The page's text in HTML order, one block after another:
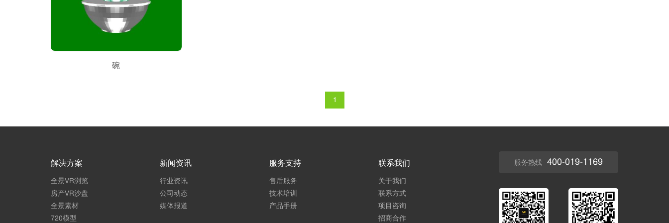
碗
1
解决方案
全景VR浏览
房产VR沙盘
全景素材
720模型
新闻资讯
行业资讯
公司动态
媒体报道
服务支持
售后服务
技术培训
产品手册
联系我们
关于我们
联系方式
项目咨询
招商合作
服务热线 400-019-1169